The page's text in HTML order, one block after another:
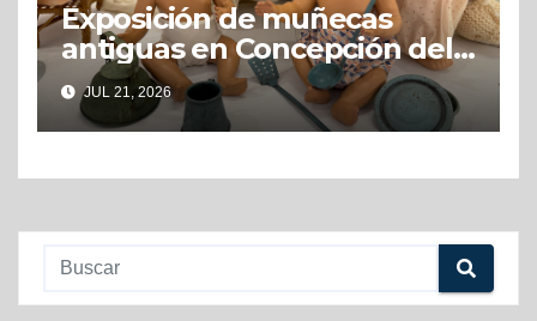
Exposición de muñecas
antiguas en Concepción del
Uruguay
JUL 21, 2026